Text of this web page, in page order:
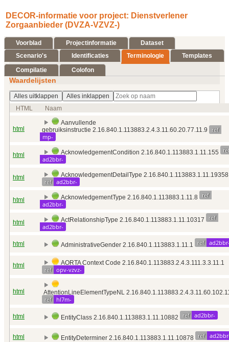
DECOR-informatie voor project: Dienstverlener
Zorgaanbieder (DVZA-VZVZ-)
Voorblad Projectinformatie
Dataset
Scenario's
Identificaties Terminologie Templates
Compilatie Colofon
Waardelijsten
Alles uitklappen
Alles inklappen
HTML
Naam
html
Aanvullende
gebruiksinstructie 2.16.840.1.113883.2.4.3.11.60.20.77.11.9
ref
mp-
html AcknowledgementCondition 2.16.840.1.113883.1.11.155
ad2bbr-
html AcknowledgementDetailType 2.16.840.1.113883.1.11.19358
ref ad2bbr-
html AcknowledgementType 2.16.840.1.113883.1.11.8
ref
ad2bbr-
html ActRelationshipType 2.16.840.1.113883.1.11.10317
ref
ad2bbr-
html AdministrativeGender 2.16.840.1.113883.1.11.1 ref
html AORTA Context Code 2.16.840.1.113883.2.4.3.111.3.3.11.1
ref opv-vzvz-
html AttentionLineElementTypeNL
ref hl7m-
html EntityClass 2.16.840.1.113883.1.11.10882 ref ad2bbr-
html EntityDeterminer 2.16.840.1.113883.1.11.10878 ref